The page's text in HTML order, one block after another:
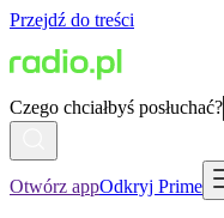
Przejdź do treści
Czego chciałbyś posłuchać?
Otwórz appOdkryj Prime